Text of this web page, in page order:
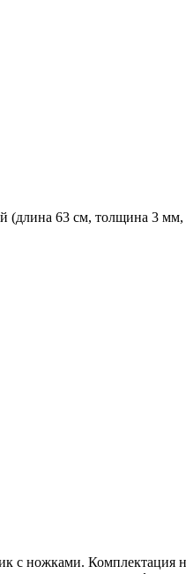
(длина 63 см, толщина 3
с ножками. Комплектация